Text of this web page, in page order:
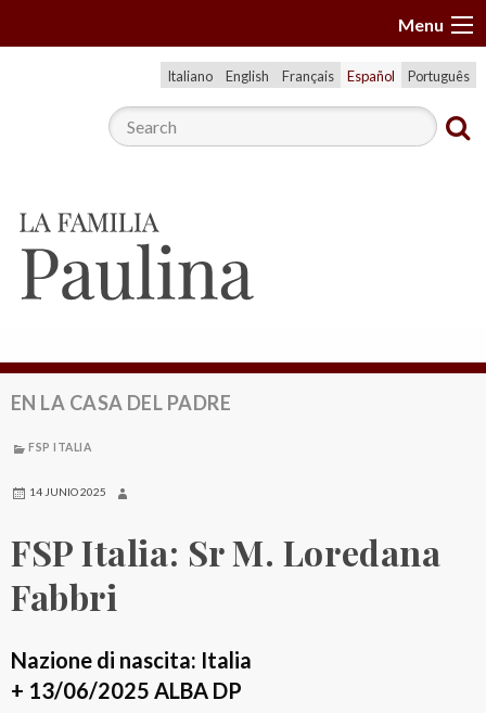
k
t
Menu
Italiano English Français Español Português
EN LA CASA DEL PADRE
FSP ITALIA
14 JUNIO 2025
FSP Italia: Sr M. Loredana
Fabbri
Nazione di nascita: Italia
+ 13/06/2025 ALBA DP